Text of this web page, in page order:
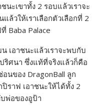
นะเขาทั้ง 2 รอบแล้วเราจะ
ล้วให้เราเลือกตัวเลือกที่ 2
Baba Palace
เอาชนะแล้วเราจะพบกับ
ริศนา ซึ่งแท้ที่จริงแล้วก็คือ
นของ DragonBall ลูก
ราฟ เอาชนะให้ได้ทั้ง 2
พ่อของอูป้า